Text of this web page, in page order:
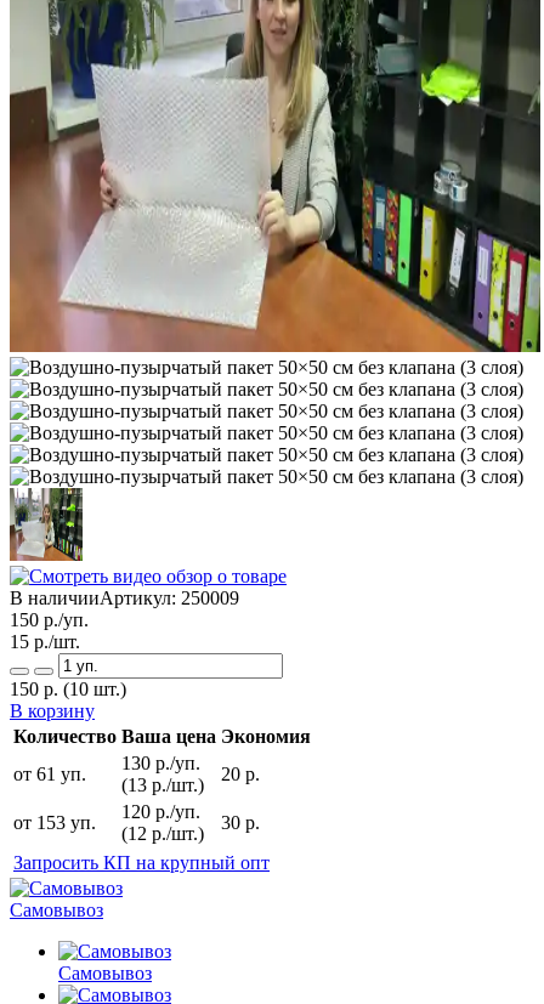
В наличииАртикул: 250009
150 р./уп.
15 р./шт.
150 р. (10 шт.)
В корзину
Количество Ваша цена Экономия
от 61 уп.
130 р./уп.
(13 р./шт.)
20 р.
от 153 уп.
120 р./уп.
(12 р./шт.)
30 р.
Запросить КП на крупный опт
Самовывоз
Самовывоз